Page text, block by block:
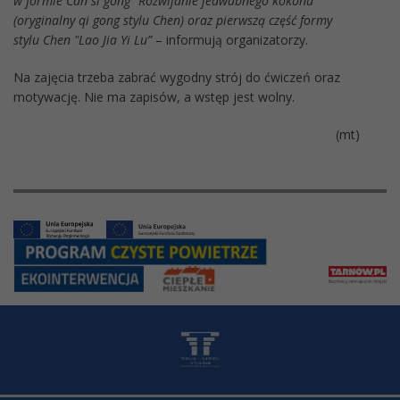
(oryginalny qi gong stylu Chen) oraz pierwszą część formy
stylu Chen "Lao Jia Yi Lu” – informują organizatorzy.
Na zajęcia trzeba zabrać wygodny strój do ćwiczeń oraz
motywację. Nie ma zapisów, a wstęp jest wolny.
(mt)